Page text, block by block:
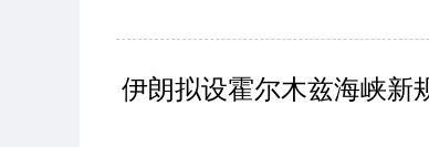
伊朗拟设霍尔木兹海峡新